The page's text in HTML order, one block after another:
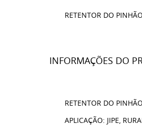
RETENTOR DO
INFORMAÇÕES DO
RETENTOR DO
APLICAÇÃO: JIPE,